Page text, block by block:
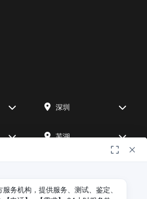
深圳
芜湖
武汉
务机构，提供服务、测试、鉴定、